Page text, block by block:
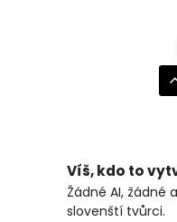
Víš, kdo to
Žádné AI, žádné
slovenští tvůrci.